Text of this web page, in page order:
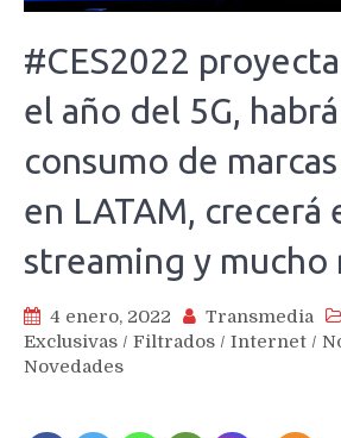
#CES2022
el año del 5G,
consumo de
en LATAM, crecerá
streaming y mucho
4 enero, 2022 Transmedia
Exclusivas / Filtrados / Internet /
Novedades